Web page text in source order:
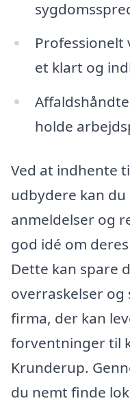
Professionelt
et klart og
holde
Ved at indhente
udbydere kan
anmeldelser og
god idé om
Dette kan spare
overraskelser
firma, der kan
forventninger til
Krunderup.
du nemt finde